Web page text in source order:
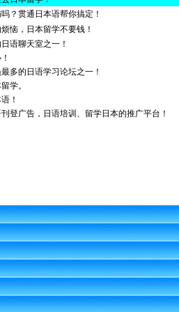
？贯通日本语帮你搞定！
恼，日本留学不要钱！
语聊天室之一！
多的日语学习论坛之一！
学。
！
登广告，日语培训、留学日本的推广平台！